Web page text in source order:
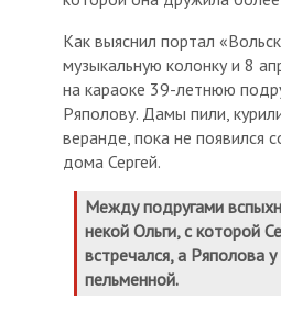
Как выяснил портал
музыкальную колонку и 8
на караоке 39-летнюю
Ряполову. Дамы пили,
веранде, пока не появился
дома Сергей.
Между подругами
некой Ольги, с которой
встречался, а Ряполова
пельменной.